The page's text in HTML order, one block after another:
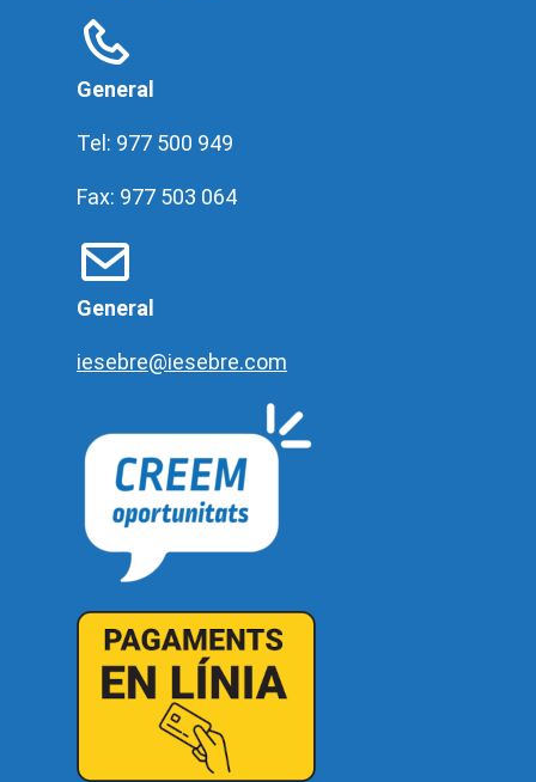
General
Tel: 977 500 949
Fax: 977 503 064
General
iesebre@iesebre.com